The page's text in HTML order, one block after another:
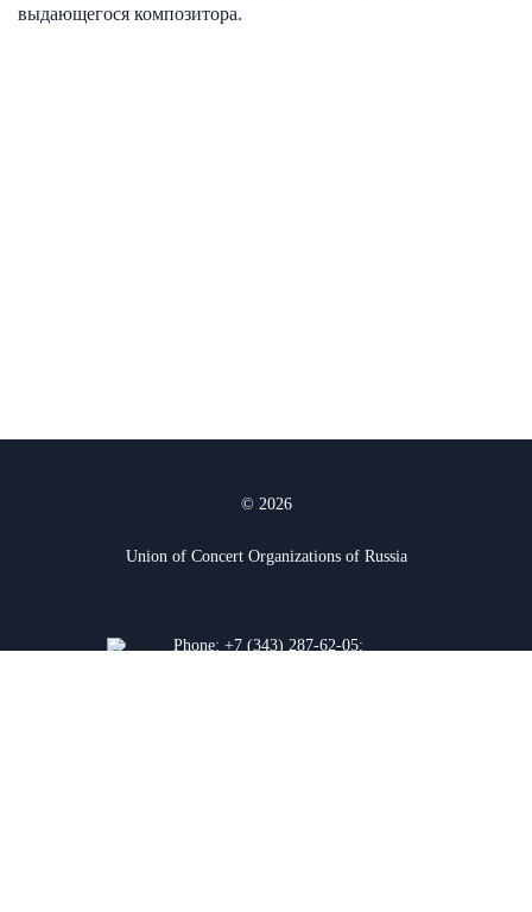
выдающегося композитора.
© 2026
Union of Concert Organizations of Russia
Phone: +7 (343) 287-62-05;